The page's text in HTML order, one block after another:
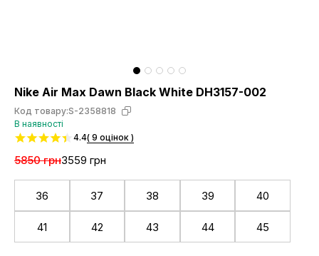
Nike Air Max Dawn Black White DH3157-002
Код товару:S-2358818
В наявності
4.4( 9 оцінок )
5850 грн3559 грн
36 37 38 39 40
41 42 43 44 45